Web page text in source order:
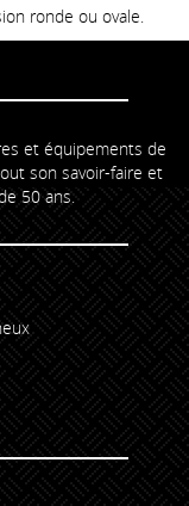
ronde ou ovale.
et équipements de
son savoir-faire et
50 ans.